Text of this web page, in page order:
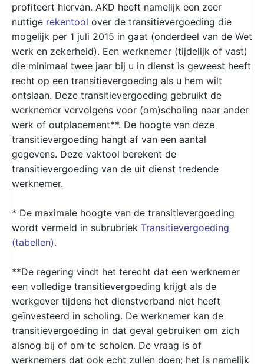
profiteert hiervan. AKD heeft namelijk een zeer
nuttige rekentool over de transitievergoeding die
mogelijk per 1 juli 2015 in gaat (onderdeel van de Wet
werk en zekerheid). Een werknemer (tijdelijk of vast)
die minimaal twee jaar bij u in dienst is geweest heeft
recht op een transitievergoeding als u hem wilt
ontslaan. Deze transitievergoeding gebruikt de
werknemer vervolgens voor (om)scholing naar ander
werk of outplacement**. De hoogte van deze
transitievergoeding hangt af van een aantal
gegevens. Deze vaktool berekent de
transitievergoeding van de uit dienst tredende
werknemer.
* De maximale hoogte van de transitievergoeding
wordt vermeld in subrubriek Transitievergoeding
(tabellen).
**De regering vindt het terecht dat een werknemer
een volledige transitievergoeding krijgt als de
werkgever tijdens het dienstverband niet heeft
geïnvesteerd in scholing. De werknemer kan de
transitievergoeding in dat geval gebruiken om zich
alsnog bij of om te scholen. De vraag is of
werknemers dat ook echt zullen doen; het is namelijk